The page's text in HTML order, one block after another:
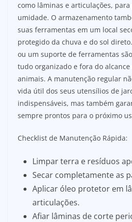
como lâminas e articulações,
umidade. O armazenamento
suas ferramentas em um local
protegido da chuva e do sol
ou um suporte de ferramentas
tudo organizado e fora do alcance
animais. A manutenção regular
vida útil dos seus utensílios de
indispensáveis, mas também
sempre prontos para o próximo
Checklist de Manutenção Rápida:
Limpar terra e resíduos
Secar completamente as
Aplicar óleo protetor em
articulações.
Afiar lâminas de corte